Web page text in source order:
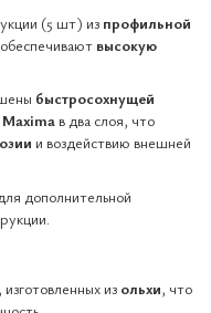
(5 шт) из профильной
высокую
быстросохнущей
в два слоя, что
и воздействию внешней
дополнительной
из ольхи, что